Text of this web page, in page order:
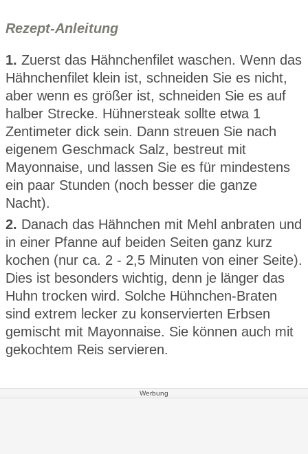
Rezept-Anleitung
1. Zuerst das Hähnchenfilet waschen. Wenn das
Hähnchenfilet klein ist, schneiden Sie es nicht,
aber wenn es größer ist, schneiden Sie es auf
halber Strecke. Hühnersteak sollte etwa 1
Zentimeter dick sein. Dann streuen Sie nach
eigenem Geschmack Salz, bestreut mit
Mayonnaise, und lassen Sie es für mindestens
ein paar Stunden (noch besser die ganze
Nacht).
2. Danach das Hähnchen mit Mehl anbraten und
in einer Pfanne auf beiden Seiten ganz kurz
kochen (nur ca. 2 - 2,5 Minuten von einer Seite).
Dies ist besonders wichtig, denn je länger das
Huhn trocken wird. Solche Hühnchen-Braten
sind extrem lecker zu konservierten Erbsen
gemischt mit Mayonnaise. Sie können auch mit
gekochtem Reis servieren.
Werbung